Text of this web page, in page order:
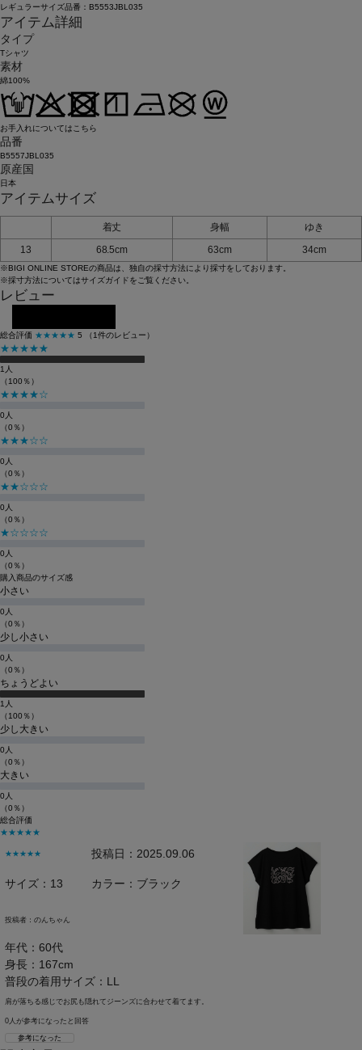
レギュラーサイズ品番：B5553JBL035
アイテム詳細
タイプ
Tシャツ
素材
綿100%
お手入れについてはこちら
品番
B5557JBL035
原産国
日本
アイテムサイズ
着丈 身幅
ゆき
13
68.5cm 63cm 34cm
※BIGI ONLINE STOREの商品は、独自の採寸方法により採寸をしております。
※採寸方法についてはサイズガイドをご覧ください。
レビュー
総合評価 ★★★★★ 5 （1件のレビュー）
★★★★★
1人
（100％）
★★★★☆
0人
（0％）
★★★☆☆
0人
（0％）
★★☆☆☆
0人
（0％）
★☆☆☆☆
0人
（0％）
購入商品のサイズ感
小さい
0人
（0％）
少し小さい
0人
（0％）
ちょうどよい
1人
（100％）
少し大きい
0人
（0％）
大きい
0人
（0％）
総合評価
★★★★★
★★★★★ 投稿日：2025.09.06
サイズ：13 カラー：ブラック
投稿者：のんちゃん
年代：60代
身長：167cm
普段の着用サイズ：LL
肩が落ちる感じでお尻も隠れてジーンズに合わせて着てます。
0人が参考になったと回答
参考になった